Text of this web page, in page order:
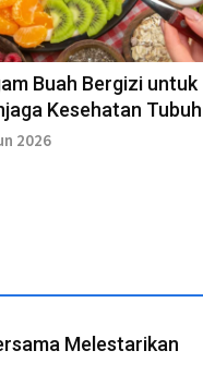
Buah Bergizi untuk
Kesehatan Tubuh
2026
Melestarikan